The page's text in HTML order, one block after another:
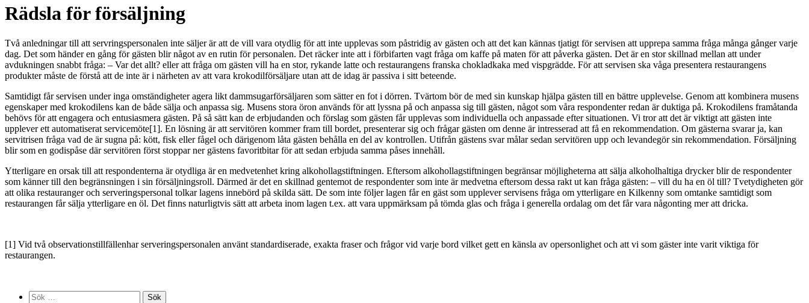
Rädsla för försäljning
Två anledningar till att servringspersonalen inte säljer är att de vill vara otydlig för att inte upplevas som påstridig av gästen och att det kan kännas tjatigt för servisen att upprepa samma fråga många gånger varje
dag. Det som händer en gång för gästen blir något av en rutin för personalen. Det räcker inte att i förbifarten vagt fråga om kaffe på maten för att påverka gästen. Det är en stor skillnad mellan att under
avdukningen snabbt fråga: – Var det allt? eller att fråga om gästen vill ha en stor, rykande latte och restaurangens franska chokladkaka med visp­grädde. För att servisen ska våga presentera restaurangens
produkter måste de förstå att de inte är i närheten av att vara krokodilförsäljare utan att de idag är passiva i sitt beteende.
Samtidigt får servisen under inga omständigheter agera likt dammsugarförsäljaren som sätter en fot i dörren. Tvärtom bör de med sin kunskap hjälpa gästen till en bättre upplevelse. Ge­nom att kombinera musens
egenskaper med krokodilens kan de både sälja och anpassa sig. Musens stora öron används för att lyssna på och anpassa sig till gästen, något som våra re­spondenter redan är duktiga på. Krokodilens framåtanda
behövs för att engagera och entusi­asmera gästen. På så sätt kan de erbjudanden och förslag som gästen får upplevas som indivi­duella och anpassade efter situationen. Vi tror att det är viktigt att gästen inte
upplever ett au­tomatiserat servicemöte[1]. En lösning är att servitören kommer fram till bordet, presenterar sig och frågar gästen om denne är intresserad att få en rekommendation. Om gästerna svarar ja, kan
servitrisen fråga vad de är sugna på: kött, fisk eller fågel och därigenom låta gästen be­hålla en del av kontrollen. Utifrån gästens svar målar sedan servitören upp och levandegör sin rekommendation. Försäljning
blir som en godispåse där servitören först stoppar ner gästens favoritbitar för att sedan erbjuda samma påses innehåll.
Ytterligare en orsak till att respondenterna är otydliga är en medvetenhet kring alkohollag­stiftningen. Eftersom alkohollagstiftningen begränsar möjligheterna att sälja alkohol­haltiga drycker blir de respondenter
som känner till den begränsningen i sin försäljningsroll. Därmed är det en skillnad gentemot de respondenter som inte är medvetna eftersom dessa rakt ut kan fråga gästen: – vill du ha en öl till? Tvetydigheten gör
att olika restauranger och serveringspersonal tol­kar lagens innebörd på skilda sätt. De som inte följer lagen får en gäst som upplever servisens fråga om ytterligare en Kil­kenny som omtanke samtidigt som
restaurangen får sälja ytterligare en öl. Det finns natur­ligtvis sätt att arbeta inom lagen t.ex. att vara uppmärksam på tömda glas och fråga i generella ordalag om det får vara någonting mer att dricka.
[1] Vid två observationstillfällenhar serveringspersonalen använt standardiserade, exakta fraser och frågor vid varje bord vilket gett en känsla av opersonlighet och att vi som gäster inte varit viktiga för
restaurangen.
Sök